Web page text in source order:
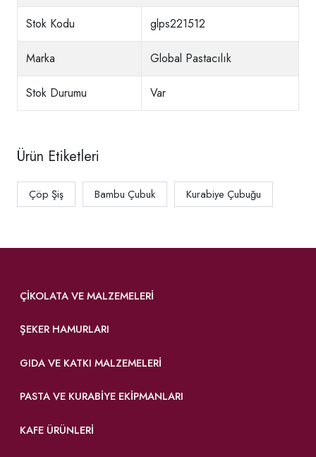
Stok Kodu glps221512
Marka Global Pastacılık
Stok Durumu Var
Ürün Etiketleri
Çöp Şiş Bambu Çubuk Kurabiye Çubuğu
ÇIKOLATA VE MALZEMELERI
ŞEKER HAMURLARI
GIDA VE KATKI MALZEMELERI
PASTA VE KURABIYE EKIPMANLARI
KAFE ÜRÜNLERI